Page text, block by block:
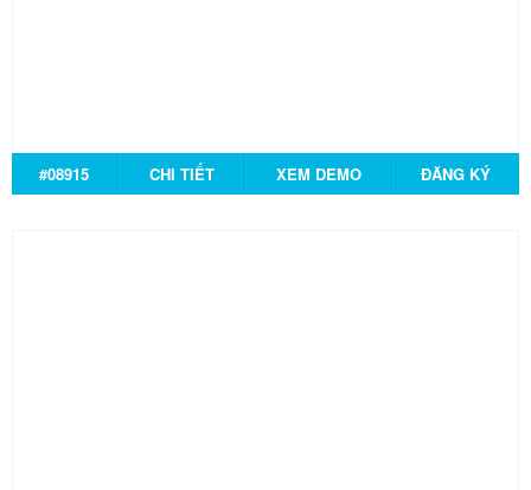
#08915 CHI TIẾT XEM DEMO ĐĂNG KÝ